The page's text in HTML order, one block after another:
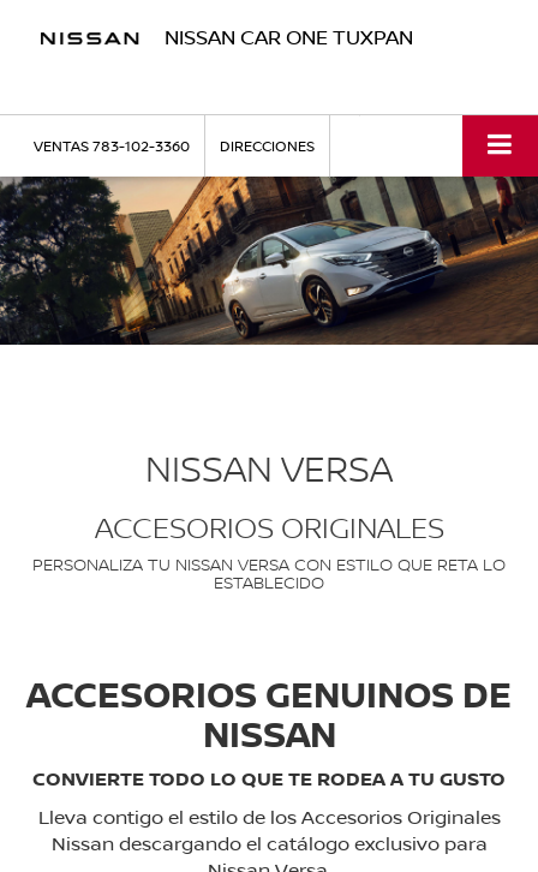
NISSAN CAR ONE TUXPAN
VENTAS783-102-3360 DIRECCIONES
NISSAN VERSA
ACCESORIOS ORIGINALES
PERSONALIZA TU NISSAN VERSA CON ESTILO QUE RETA LO
ESTABLECIDO
ACCESORIOS GENUINOS DE
NISSAN
CONVIERTE TODO LO QUE TE RODEA A TU GUSTO
Lleva contigo el estilo de los Accesorios Originales
Nissan descargando el catálogo exclusivo para